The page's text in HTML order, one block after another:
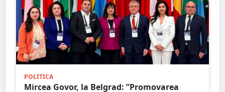
POLITICA
Mircea Govor, la Belgrad: ”Promovarea